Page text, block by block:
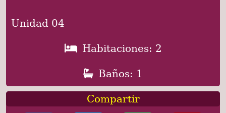
Unidad 04
Habitaciones: 2
Baños: 1
Compartir